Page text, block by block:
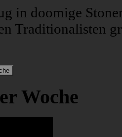
in doomige
Traditionalisten
Woche